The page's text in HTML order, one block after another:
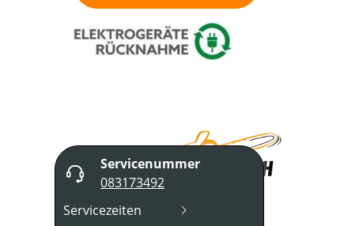
Servicenummer
083173492
Servicezeiten